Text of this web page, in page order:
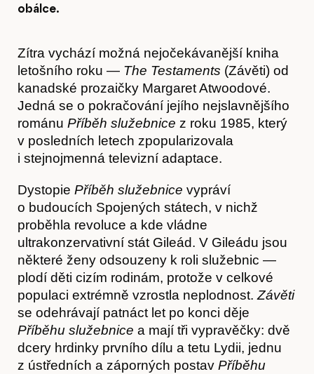
obálce.
Zítra vychází možná nejočekávanější kniha
letošního roku — The Testaments (Závěti) od
kanadské prozaičky Margaret Atwoodové.
Jedná se o pokračování jejího nejslavnějšího
románu Příběh služebnice z roku 1985, který
v posledních letech zpopularizovala
i stejnojmenná televizní adaptace.
Dystopie Příběh služebnice vypráví
o budoucích Spojených státech, v nichž
proběhla revoluce a kde vládne
ultrakonzervativní stát Gileád. V Gileádu jsou
některé ženy odsouzeny k roli služebnic —
plodí děti cizím rodinám, protože v celkové
populaci extrémně vzrostla neplodnost. Závěti
se odehrávají patnáct let po konci děje
Příběhu služebnice a mají tři vypravěčky: dvě
dcery hrdinky prvního dílu a tetu Lydii, jednu
z ústředních a záporných postav Příběhu